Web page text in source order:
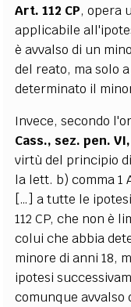
Art. 112 CP, opera
applicabile
è avvalso di un
del reato, ma solo
determinato il
Invece, secondo
Cass., sez. pen.
virtù del principio
la lett. b) comma 1
[…] a tutte le
112 CP, che non è
colui che abbia
minore di anni 18,
ipotesi
comunque avvalso